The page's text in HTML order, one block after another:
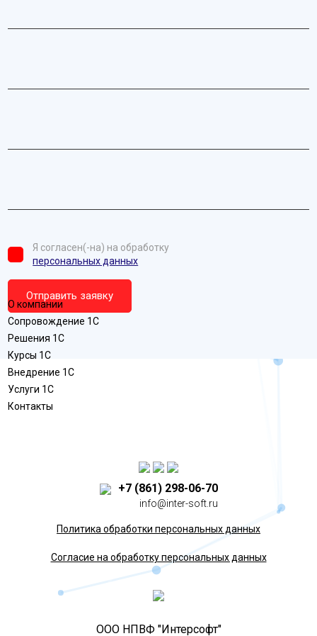
Я согласен(-на) на обработку
персональных данных
ООО НПВФ "Интерсофт"
О компании
Сопровождение 1С
Решения 1С
Курсы 1С
Внедрение 1С
Услуги 1С
Контакты
+7 (861) 298-06-70
info@inter-soft.ru
Политика обработки персональных данных
Согласие на обработку персональных данных